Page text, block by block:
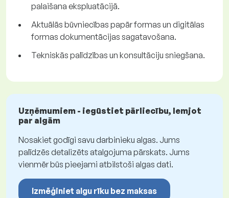
palaišana ekspluatācijā.
Aktuālās būvniecības papār formas un digitālas
formas dokumentācijas sagatavošana.
Tekniskās palīdzības un konsultāciju sniegšana.
Uzņēmumiem - iegūstiet pārliecību, lemjot
par algām
Nosakiet godīgi savu darbinieku algas. Jums
palīdzēs detalizēts atalgojuma pārskats. Jums
vienmēr būs pieejami atbilstoši algas dati.
Izmēģiniet algu rīku bez maksas